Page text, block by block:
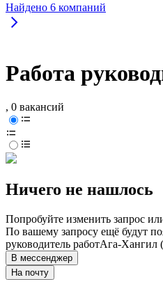
Найдено 6 компаний
Работа
, 0 вакансий
Ничего не нашлось
Попробуйте изменить запрос
По вашему запросу ещё будут
руководитель работАга-Хангил
В мессенджер
На почту